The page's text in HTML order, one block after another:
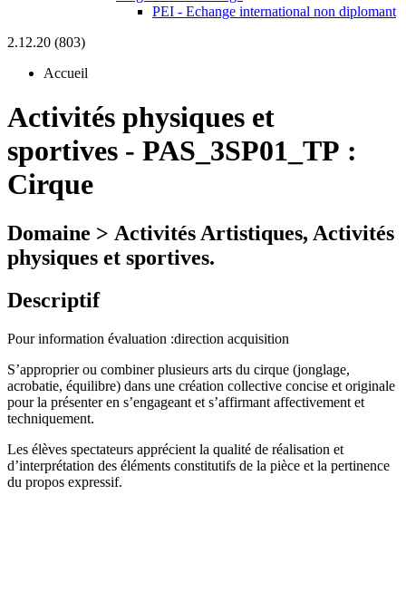
PEI - Echange international non diplomant
2.12.20 (803)
Accueil
Activités physiques et
sportives - PAS_3SP01_TP :
Cirque
Domaine > Activités Artistiques, Activités
physiques et sportives.
Descriptif
Pour information évaluation :direction acquisition
S’approprier ou combiner plusieurs arts du cirque (jonglage,
acrobatie, équilibre) dans une création collective concise et originale
pour la présenter en s’engageant et s’affirmant affectivement et
techniquement.
Les élèves spectateurs apprécient la qualité de réalisation et
d’interprétation des éléments constitutifs de la pièce et la pertinence
du propos expressif.